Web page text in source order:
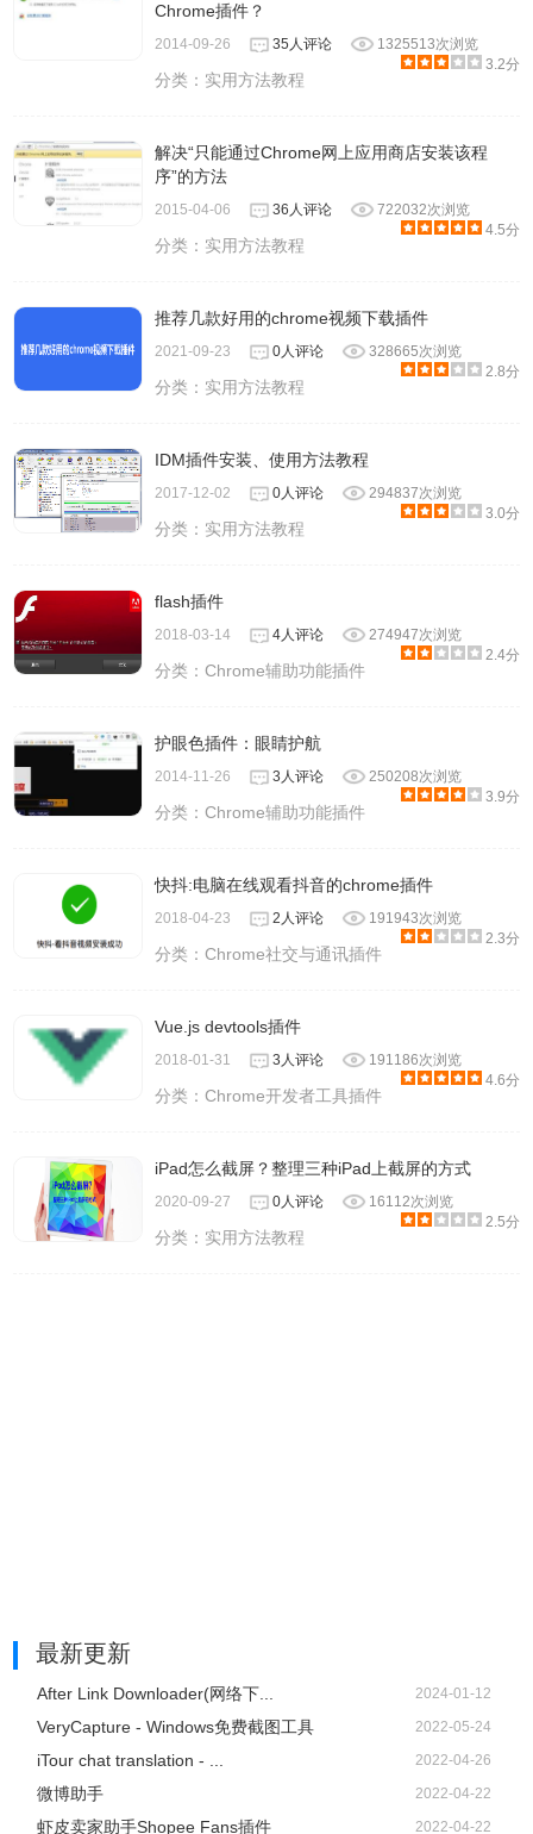
Chrome插件？
2014-09-26 35人评论
1325513次浏览
3.2分
分类： 实用方法教程
解决“只能通过Chrome网上应用商店安装该程
序”的方法
2015-04-06 36人评论
722032次浏览
4.5分
分类： 实用方法教程
推荐几款好用的chrome视频下载插件
2021-09-23 0人评论
328665次浏览
2.8分
分类： 实用方法教程
IDM插件安装、使用方法教程
2017-12-02 0人评论
294837次浏览
3.0分
分类： 实用方法教程
flash插件
2018-03-14 4人评论
274947次浏览
2.4分
分类：Chrome辅助功能插件
护眼色插件：眼睛护航
2014-11-26 3人评论
250208次浏览
3.9分
分类：Chrome辅助功能插件
快抖:电脑在线观看抖音的chrome插件
2018-04-23 2人评论
191943次浏览
2.3分
分类：Chrome社交与通讯插件
Vue.js devtools插件
2018-01-31 3人评论
191186次浏览
4.6分
分类：Chrome开发者工具插件
iPad怎么截屏？整理三种iPad上截屏的方式
2020-09-27 0人评论
16112次浏览
2.5分
分类： 实用方法教程
最新更新
After Link Downloader(网络下... 2024-01-12
VeryCapture - Windows免费截图工具 2022-05-24
iTour chat translation - ... 2022-04-26
微博助手 2022-04-22
虾皮卖家助手Shopee Fans插件 2022-04-22